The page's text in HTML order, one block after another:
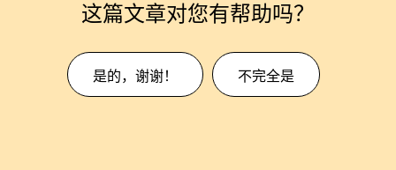
这篇文章对您有帮助吗？
是的，谢谢！ 不完全是